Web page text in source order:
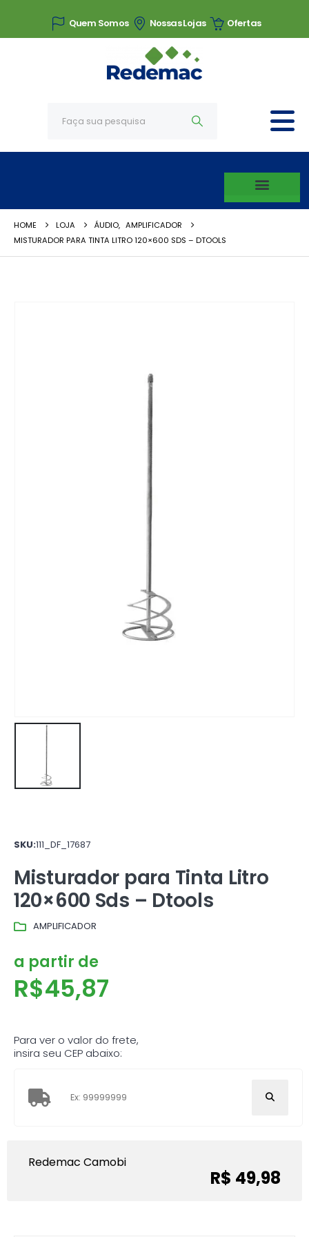
Quem Somos Nossas Lojas Ofertas
HOME LOJA ÁUDIO, AMPLIFICADOR
MISTURADOR PARA TINTA LITRO 120×600 SDS – DTOOLS
SKU:111_DF_17687
Misturador para Tinta Litro
120×600 Sds – Dtools
AMPLIFICADOR
a partir de
R$45,87
Para ver o valor do frete,
insira seu CEP abaixo:
Redemac Camobi
R$ 49,98